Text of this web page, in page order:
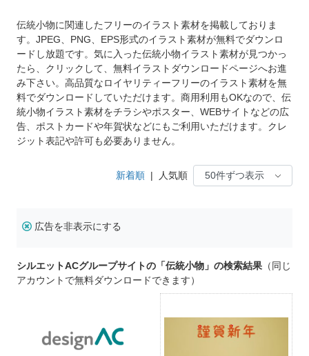
伝統小物に関連したフリーのイラスト素材を掲載しておりま
す。JPEG、PNG、EPS形式のイラスト素材が無料でダウンロ
ードし放題です。気に入った伝統小物イラスト素材が見つかっ
たら、クリックして、無料イラストダウンロードページへお進
み下さい。高品質なロイヤリティーフリーのイラスト素材を無
料でダウンロードしていただけます。商用利用もOKなので、伝
統小物イラスト素材をチラシやポスター、WEBサイトなどの広
告、ポストカードや年賀状などにもご利用いただけます。クレ
ジット表記や許可も必要ありません。
新着順 | 人気順
広告を非表示にする
シルエットACグループサイトの「伝統小物」の検索結果 （同じ
アカウントで無料ダウンロードできます）